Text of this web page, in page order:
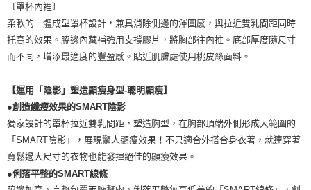
〔罩杯內裡〕
柔軟的一體成型罩杯設計，兼具消除側邊的渾圓感，與拉近雙乳間距同時
托高的效果。脇邊內藏補強用支撐膠片，將胸部往內推。底部厚度隨尺寸
而不同，增添最適度的豐盈感。貼近肌膚處使用桃皮絲面料。
【運用「陰影」塑造顯瘦身型-聰明顯瘦】
●創造纖瘦效果的SMART陰影
獨家設計的罩杯拉近雙乳間距，塑造胸型，在胸部頂端外側形成大範圍的
「SMART陰影」，展現驚人顯瘦效果！不只適合外搭合身衣著，就連穿著
寬鬆過大尺寸的衣物也能發揮絕佳的顯瘦效果。
●俐落平整的SMART線條